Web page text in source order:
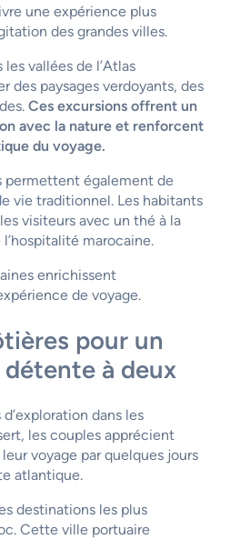
une expérience plus
des grandes villes.
les vallées de l’Atlas
des paysages verdoyants, des
Ces excursions offrent un
avec la nature et renforcent
du voyage.
permettent également de
vie traditionnel. Les habitants
visiteurs avec un thé à la
marocaine.
enrichissent
de voyage.
pour un
à deux
dans les
les couples apprécient
voyage par quelques jours
atlantique.
destinations les plus
Cette ville portuaire